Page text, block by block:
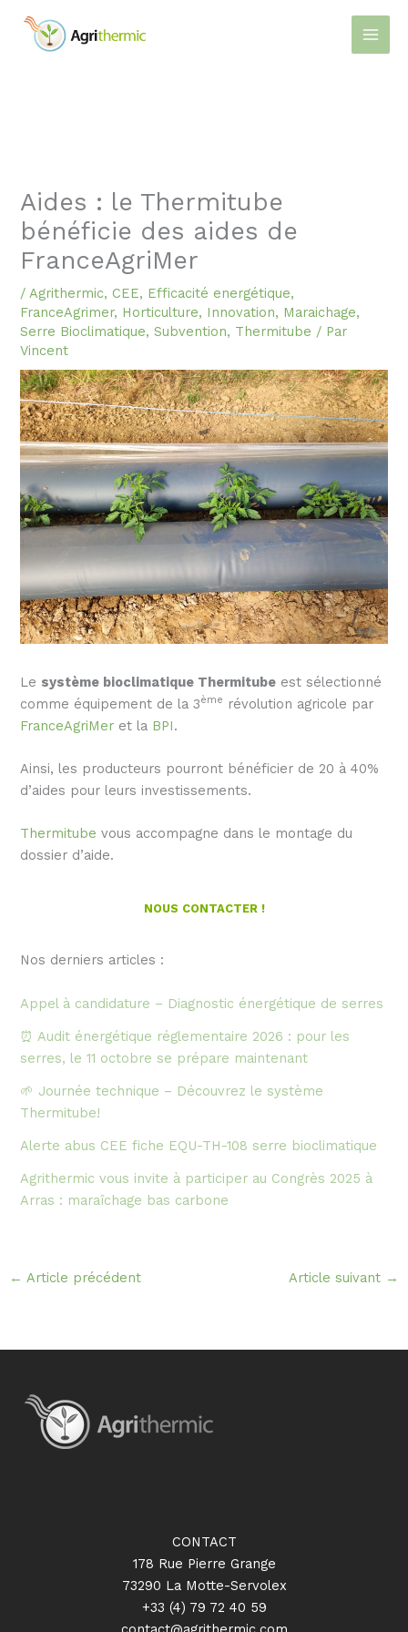
contenu
Aides : le Thermitube
bénéficie des aides de
FranceAgriMer
/Agrithermic, CEE, Efficacité energétique,
FranceAgrimer, Horticulture, Innovation, Maraichage,
Serre Bioclimatique,Subvention, Thermitube / Par
Vincent
Le système bioclimatique Thermitube est sélectionné
comme équipement de la 3ème
révolution agricole par
FranceAgriMer et la BPI.
Ainsi, les producteurs pourront bénéficier de 20 à 40%
d’aides pour leurs investissements.
Thermitubevous accompagne dans le montage du
dossier d’aide.
NOUS CONTACTER !
Nos derniers articles :
Appel à candidature – Diagnostic énergétique de serres
⏰ Audit énergétique réglementaire 2026 : pour les
serres, le 11 octobre se prépare maintenant
🌱 Journée technique – Découvrez le système
Thermitube!
Alerte abus CEE fiche EQU-TH-108 serre bioclimatique
Agrithermic vous invite à participer au Congrès 2025 à
Arras : maraîchage bas carbone
← Article précédent Article suivant →
CONTACT
178 Rue Pierre Grange
73290 La Motte-Servolex
+33 (4) 79 72 40 59